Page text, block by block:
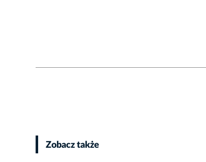
Zobacz także